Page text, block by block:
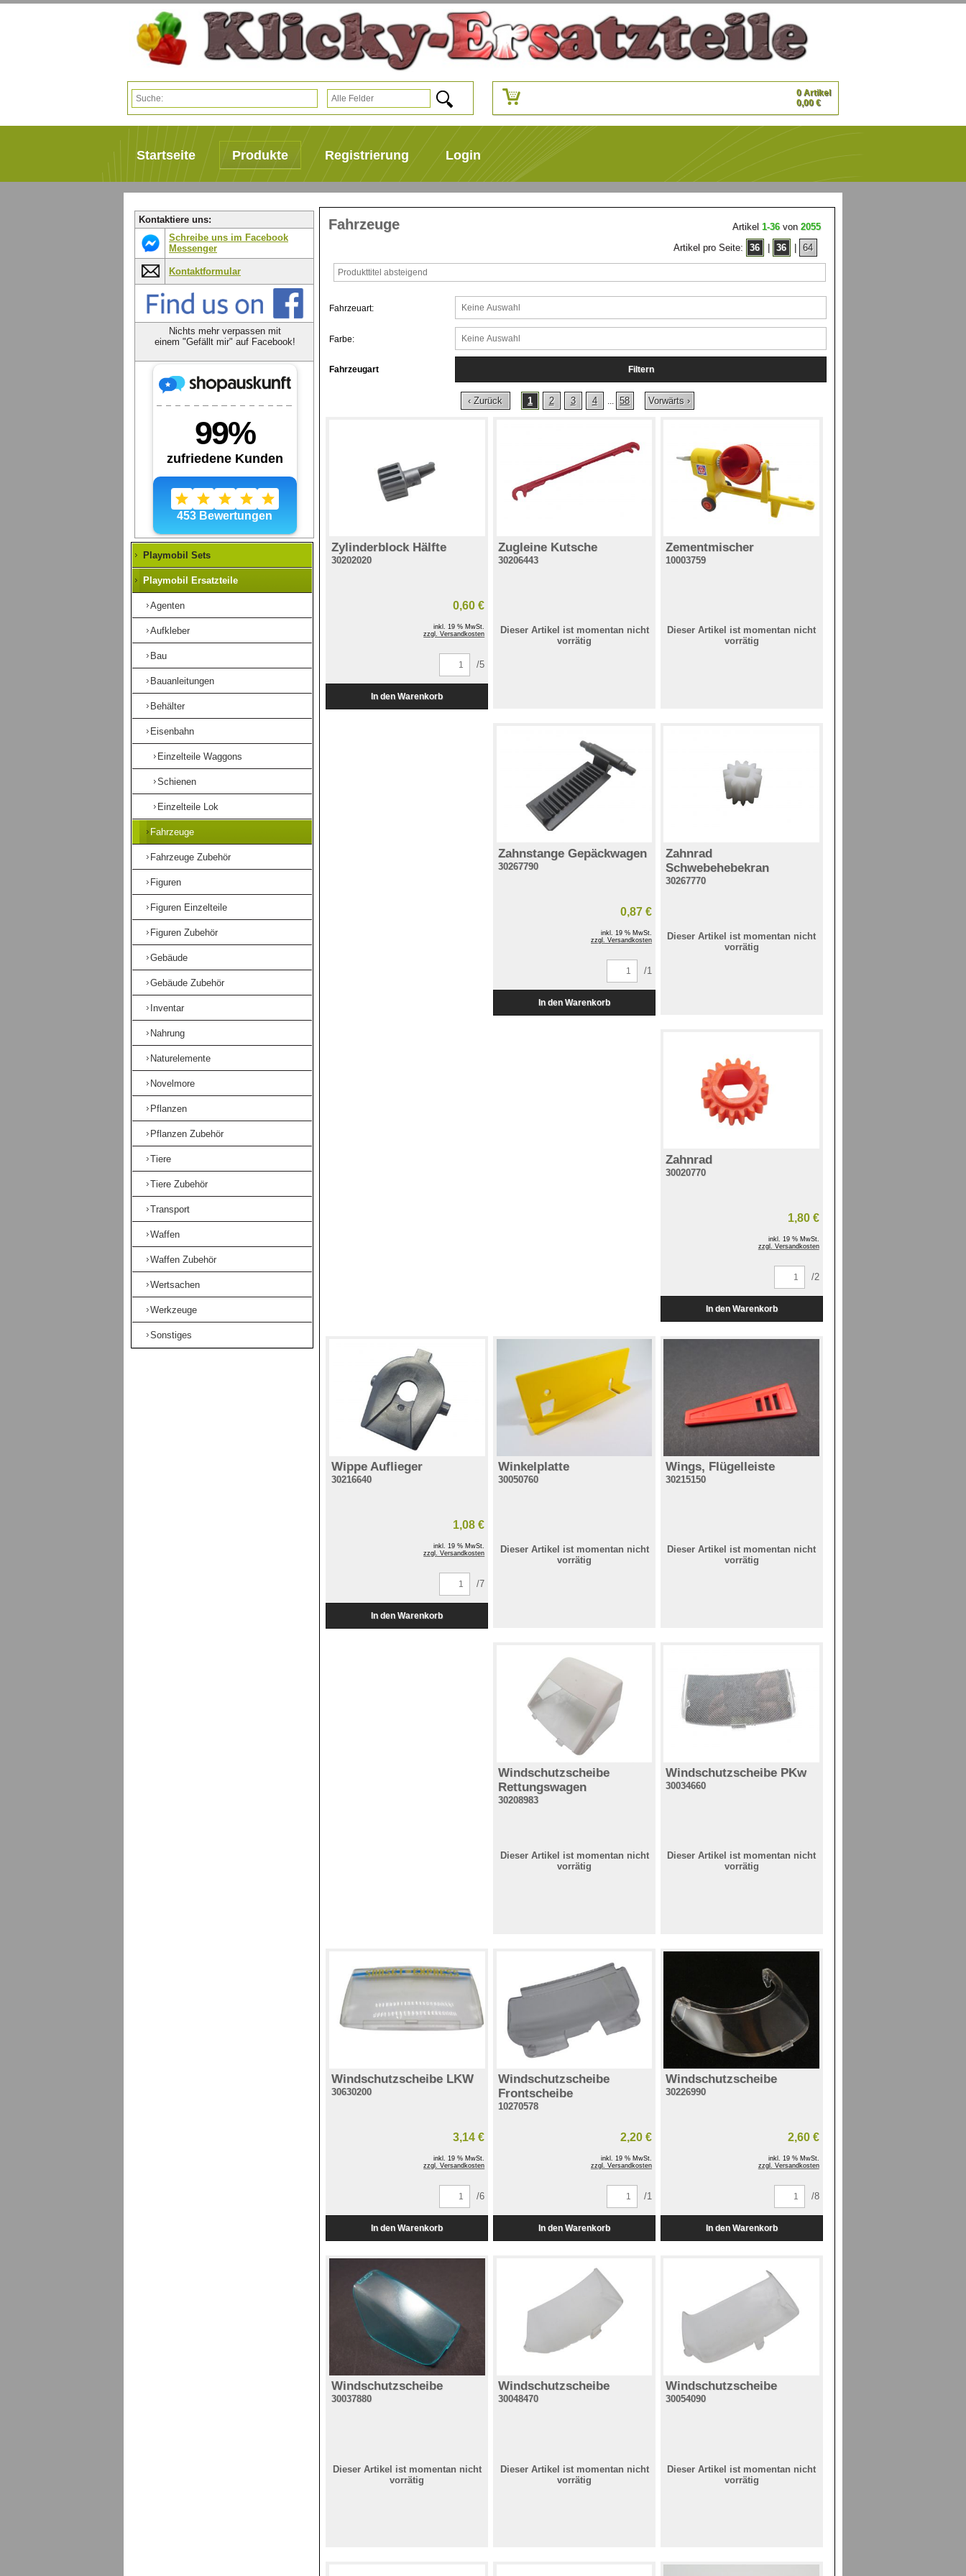
0 Artikel
0,00 €
Startseite Produkte Registrierung Login
Fahrzeuge Artikel 1-36von 2055
Artikel pro Seite:
36 | 36 | 64
Fahrzeuart:
Farbe:
Fahrzeugart
‹ Zurück 1 2 3 4 58 Vorwärts ›
Zylinderblock Hälfte
30202020
0,60 €
inkl. 19 % MwSt.
zzgl. Versandkosten
/5
Zugleine Kutsche
30206443
Dieser Artikel ist momentan nicht
vorrätig
Zementmischer
10003759
Dieser Artikel ist momentan nicht
vorrätig
Zahnstange Gepäckwagen
30267790
0,87 €
inkl. 19 % MwSt.
zzgl. Versandkosten
/1
Zahnrad
Schwebehebekran
30267770
Dieser Artikel ist momentan nicht
vorrätig
Zahnrad
30020770
1,80 €
inkl. 19 % MwSt.
zzgl. Versandkosten
/2
Wippe Auflieger
30216640
1,08 €
inkl. 19 % MwSt.
zzgl. Versandkosten
/7
Winkelplatte
30050760
Dieser Artikel ist momentan nicht
vorrätig
Wings, Flügelleiste
30215150
Dieser Artikel ist momentan nicht
vorrätig
Windschutzscheibe
Rettungswagen
30208983
Dieser Artikel ist momentan nicht
vorrätig
Windschutzscheibe PKw
30034660
Dieser Artikel ist momentan nicht
vorrätig
Windschutzscheibe LKW
30630200
3,14 €
inkl. 19 % MwSt.
zzgl. Versandkosten
/6
Windschutzscheibe
Frontscheibe
10270578
2,20 €
inkl. 19 % MwSt.
zzgl. Versandkosten
/1
Windschutzscheibe
30226990
2,60 €
inkl. 19 % MwSt.
zzgl. Versandkosten
/8
Windschutzscheibe
30037880
Dieser Artikel ist momentan nicht
vorrätig
Windschutzscheibe
30048470
Dieser Artikel ist momentan nicht
vorrätig
Windschutzscheibe
30054090
Dieser Artikel ist momentan nicht
vorrätig
Kontaktiere uns:
Schreibe uns im Facebook
Messenger
Kontaktformular
Nichts mehr verpassen mit
einem "Gefällt mir" auf Facebook!
Playmobil Sets
Playmobil Ersatzteile
Agenten
Aufkleber
Bau
Bauanleitungen
Behälter
Eisenbahn
Einzelteile Waggons
Schienen
Einzelteile Lok
Fahrzeuge
Fahrzeuge Zubehör
Figuren
Figuren Einzelteile
Figuren Zubehör
Gebäude
Gebäude Zubehör
Inventar
Nahrung
Naturelemente
Novelmore
Pflanzen
Pflanzen Zubehör
Tiere
Tiere Zubehör
Transport
Waffen
Waffen Zubehör
Wertsachen
Werkzeuge
Sonstiges